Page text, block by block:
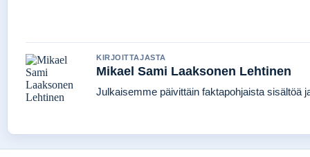
KIRJOITTAJASTA
Mikael Sami Laaksonen Lehtinen
Julkaisemme päivittäin faktapohjaista sisältöä